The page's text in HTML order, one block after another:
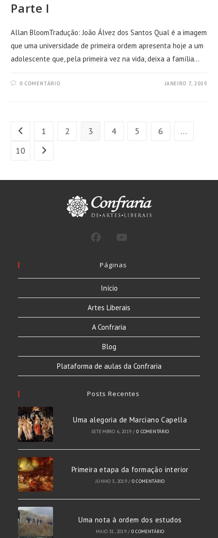
Parte I
Allan BloomTradução: João Álvez dos Santos Qual é a imagem
que uma universidade de primeira ordem apresenta hoje a um
adolescente que, pela primeira vez na vida, deixa a família…
0 COMENTÁRIO JANEIRO 7, 2019
Ir para a página anterior
1 2 3 4 5 6
…
10
Ir para a próxima página
Páginas
Início
Artes Liberais
A Confraria
Blog
Plataforma de aulas da Confraria
Posts Recentes
Uma alegoria de Marciano Capella
SETEMBRO 6, 2019 / 0 COMENTÁRIO
Primeira etapa da formação interior
JUNHO 3, 2019 / 0 COMENTÁRIO
Uma nota à ordem dos estudos
MAIO 31, 2019 / 0 COMENTÁRIO